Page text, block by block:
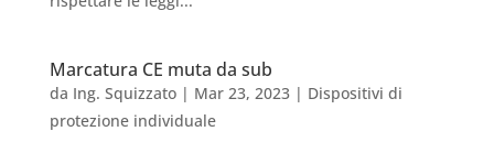
Marcatura CE muta da sub
da Ing. Squizzato| Mar 23, 2023| Dispositivi di
protezione individuale